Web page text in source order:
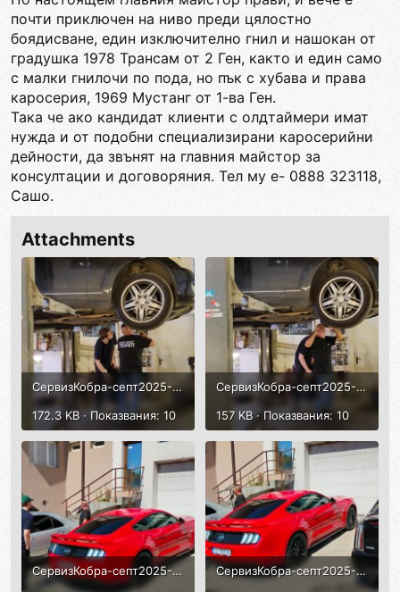
почти приключен на ниво преди цялостно
боядисване, един изключително гнил и нашокан от
градушка 1978 Трансам от 2 Ген, както и един само
с малки гнилочи по пода, но пък с хубава и права
каросерия, 1969 Мустанг от 1-ва Ген.
Така че ако кандидат клиенти с олдтаймери имат
нужда и от подобни специализирани каросерийни
дейности, да звънят на главния майстор за
консултации и договоряния. Тел му е- 0888 323118,
Сашо.
Attachments
СервизКобра-септ2025-14.jpg
172.3 KB · Показвания: 10
СервизКобра-септ2025-13.jpg
157 KB · Показвания: 10
СервизКобра-септ2025-12.jpg
СервизКобра-септ2025-11.jpg